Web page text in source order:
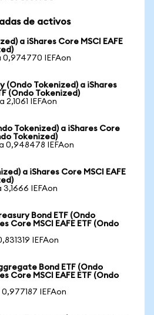
de activos
a iShares Core MSCI EAFE
0,974770 IEFAon
(Ondo Tokenized) a iShares
(Ondo Tokenized)
2,1061 IEFAon
Tokenized) a iShares Core
Tokenized)
0,948478 IEFAon
a iShares Core MSCI EAFE
3,1666 IEFAon
Bond ETF (Ondo
Core MSCI EAFE ETF (Ondo
IEFAon
Bond ETF (Ondo
Core MSCI EAFE ETF (Ondo
IEFAon